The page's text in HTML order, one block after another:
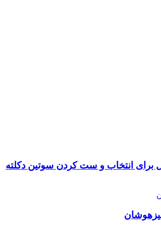
برای انتخاب و ست کردن سوتین دکلته